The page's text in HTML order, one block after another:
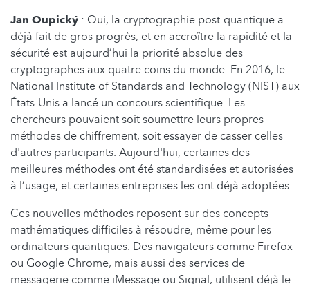
Jan Oupický : Oui, la cryptographie post-quantique a
déjà fait de gros progrès, et en accroître la rapidité et la
sécurité est aujourd’hui la priorité absolue des
cryptographes aux quatre coins du monde. En 2016, le
National Institute of Standards and Technology (NIST) aux
États-Unis a lancé un concours scientifique. Les
chercheurs pouvaient soit soumettre leurs propres
méthodes de chiffrement, soit essayer de casser celles
d'autres participants. Aujourd'hui, certaines des
meilleures méthodes ont été standardisées et autorisées
à l’usage, et certaines entreprises les ont déjà adoptées.
Ces nouvelles méthodes reposent sur des concepts
mathématiques difficiles à résoudre, même pour les
ordinateurs quantiques. Des navigateurs comme Firefox
ou Google Chrome, mais aussi des services de
messagerie comme iMessage ou Signal, utilisent déjà le